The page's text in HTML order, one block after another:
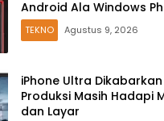
Android Ala Windows
TEKNO Agustus 9, 2026
iPhone Ultra
Produksi Masih Hadapi
dan Layar